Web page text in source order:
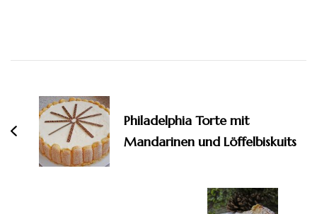
Philadelphia Torte mit
Mandarinen und Löffelbiskuits